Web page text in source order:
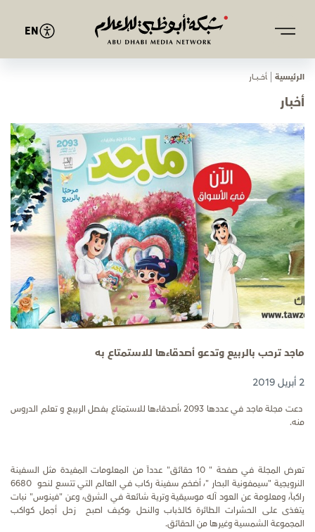
EN
الرئيسية ﺄﺧـــﺒـــﺎر
أخبار
ماجد ترحب بالربيع وتدعو أصدقاءها للاستمتاع به
2 أبريل 2019
دعت مجلة ماجد في عددها 2093 ،أصدقاءها للاستمتاع بفصل الربيع و تعلم الدروس
منه.
تعرض المجلة في صفحة " 10 حقائق" عدداً من المعلومات المفيدة مثل السفينة
النرويجية "سيمفونية البحار "، أضخم سفينة ركاب في العالم التي تتسع لنحو 6680
راكباً، ومعلومة عن العود آله موسيقية وترية شائعة في الشرق، وعن "فينوس" نبات
يتغذى على الحشرات الطائرة كالذباب والنحل ،وكيف اصبح زحل أجمل كواكب
المجموعة الشمسية وغيرها من الحقائق.